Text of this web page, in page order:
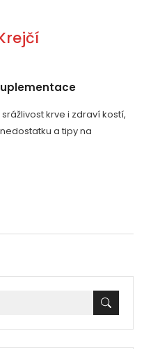
krve i zdraví kostí,
a tipy na